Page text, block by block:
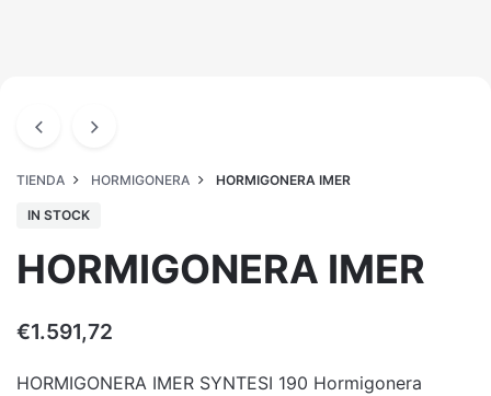
TIENDA HORMIGONERA HORMIGONERA IMER
IN STOCK
HORMIGONERA IMER
€1.591,72
HORMIGONERA IMER SYNTESI 190 Hormigonera